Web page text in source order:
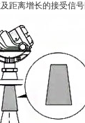
距离增长的接受信号